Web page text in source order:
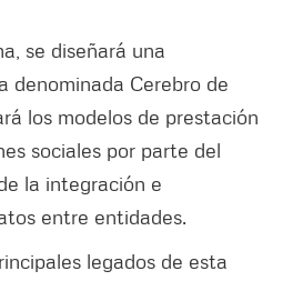
se diseñará una
denominada Cerebro de
los modelos de prestación
sociales por parte del
la integración e
entre entidades.
legados de esta